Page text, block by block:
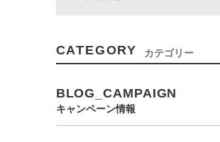
CATEGORY カテゴリー
BLOG_CAMPAIGN
キャンペーン情報